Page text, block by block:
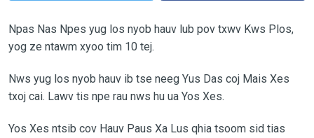
Npas Nas Npes yug los nyob hauv lub pov txwv Kws Plos,
yog ze ntawm xyoo tim 10 tej.
Nws yug los nyob hauv ib tse neeg Yus Das coj Mais Xes
txoj cai. Lawv tis npe rau nws hu ua Yos Xes.
Yos Xes ntsib cov Hauv Paus Xa Lus qhia tsoom sid tias